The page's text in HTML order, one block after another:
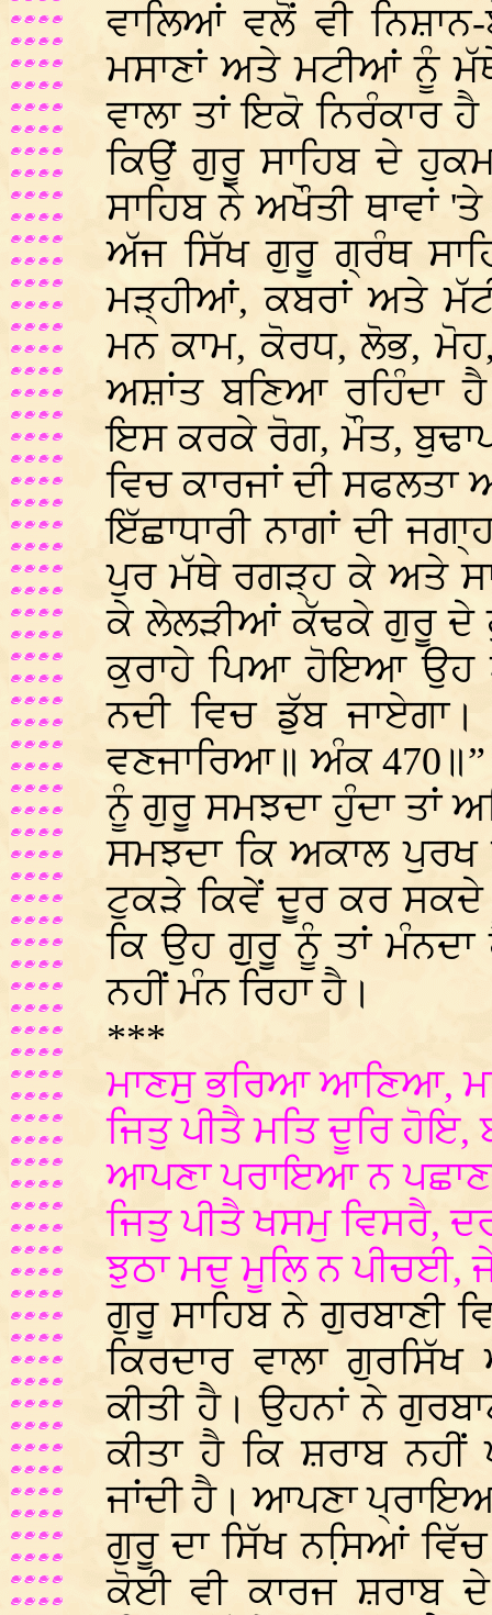
ਵਾਲਿਆਂ ਵਲੋਂ ਵੀ
ਮਸਾਣਾਂ ਅਤੇ ਮਟੀਆਂ ਨੂੰ
ਵਾਲਾ ਤਾਂ ਇਕੋ ਨਿਰੰਕਾਰ
ਕਿਉਂ ਗੁਰੂ ਸਾਹਿਬ ਦੇ
ਸਾਹਿਬ ਨੇ ਅਖੌਤੀ ਥਾਵਾਂ
ਅੱਜ ਸਿੱਖ ਗੁਰੂ ਗ੍ਰੰਥ
ਮੜ੍ਹੀਆਂ, ਕਬਰਾਂ ਅਤੇ
ਮਨ ਕਾਮ, ਕੋਰਧ, ਲੋਭ,
ਅਸ਼ਾਂਤ ਬਣਿਆ ਰਹਿੰਦਾ
ਇਸ ਕਰਕੇ ਰੋਗ, ਮੌਤ,
ਵਿਚ ਕਾਰਜਾਂ ਦੀ
ਇੱਛਾਧਾਰੀ ਨਾਗਾਂ ਦੀ
ਪੁਰ ਮੱਥੇ ਰਗੜ੍ਹ ਕੇ ਅਤੇ
ਕੇ ਲੇਲੜੀਆਂ ਕੱਢਕੇ ਗੁਰੂ ਦੇ
ਕੁਰਾਹੇ ਪਿਆ ਹੋਇਆ ਉਹ
ਨਦੀ ਵਿਚ ਡੁੱਬ
ਵਣਜਾਰਿਆ॥ ਅੰਕ
ਨੂੰ ਗੁਰੂ ਸਮਝਦਾ ਹੁੰਦਾ ਤਾਂ
ਸਮਝਦਾ ਕਿ ਅਕਾਲ
ਟੁਕੜੇ ਕਿਵੇਂ ਦੂਰ ਕਰ ਸਕਦੇ
ਕਿ ਉਹ ਗੁੁਰੂ ਨੂੰ ਤਾਂ ਮੰਨਦਾ
ਨਹੀਂ ਮੰਨ ਰਿਹਾ ਹੈ।
***
ਮਾਣਸੁ ਭਰਿਆ ਆਣਿਆ,
ਜਿਤੁ ਪੀਤੈ ਮਤਿ ਦੂਰਿ
ਆਪਣਾ ਪਰਾਇਆ ਨ
ਜਿਤੁ ਪੀਤੈ ਖਸਮੁ ਵਿਸਰੈ,
ਝੁਠਾ ਮਦੁ ਮੂਲਿ ਨ ਪੀਚਈ,
ਗੁਰੂ ਸਾਹਿਬ ਨੇ
ਕਿਰਦਾਰ ਵਾਲਾ
ਕੀਤੀ ਹੈ। ਉਹਨਾਂ ਨੇ
ਕੀਤਾ ਹੈ ਕਿ ਸ਼ਰਾਬ
ਜਾਂਦੀ ਹੈ। ਆਪਣਾ
ਗੁਰੂ ਦਾ ਸਿੱਖ ਨਸਿ਼ਆਂ
ਕੋਈ ਵੀ ਕਾਰਜ ਸ਼ਰਾਬ